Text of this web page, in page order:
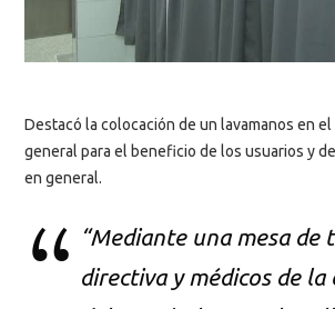
Destacó la colocación de un lavamanos en
general para el beneficio de los usuarios y
en general.
“Mediante una mesa de
directiva y médicos de la